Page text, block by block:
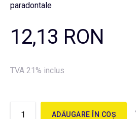
paradontale
12,13 RON
TVA 21% inclus
ADĂUGARE ÎN COȘ